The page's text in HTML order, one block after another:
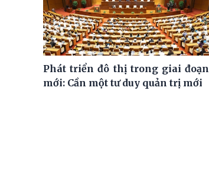
Phát triển đô thị trong giai đoạn
mới: Cần một tư duy quản trị mới